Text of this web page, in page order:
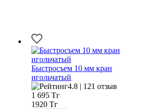
Быстросъем 10 мм кран
игольчатый
4.8 | 121 отзыв
1 695 Тг
1920 Тг